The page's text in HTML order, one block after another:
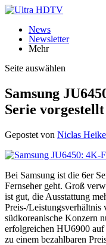
News
Newsletter
Mehr
Seite auswählen
Samsung
Serie vorgestellt
Gepostet von Niclas Heike
Bei Samsung ist die 6er
Fernseher geht. Groß
ist gut, die Ausstattung
Preis-/Leistungsverhältnis
südkoreanische Konzern
erfolgreichen HU6900
zu einem bezahlbaren